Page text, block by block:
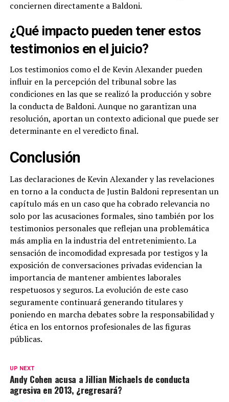
conciernen directamente a Baldoni.
¿Qué impacto pueden tener estos
testimonios en el juicio?
Los testimonios como el de Kevin Alexander pueden
influir en la percepción del tribunal sobre las
condiciones en las que se realizó la producción y sobre
la conducta de Baldoni. Aunque no garantizan una
resolución, aportan un contexto adicional que puede ser
determinante en el veredicto final.
Conclusión
Las declaraciones de Kevin Alexander y las revelaciones
en torno a la conducta de Justin Baldoni representan un
capítulo más en un caso que ha cobrado relevancia no
solo por las acusaciones formales, sino también por los
testimonios personales que reflejan una problemática
más amplia en la industria del entretenimiento. La
sensación de incomodidad expresada por testigos y la
exposición de conversaciones privadas evidencian la
importancia de mantener ambientes laborales
respetuosos y seguros. La evolución de este caso
seguramente continuará generando titulares y
poniendo en marcha debates sobre la responsabilidad y
ética en los entornos profesionales de las figuras
públicas.
UP NEXT
Andy Cohen acusa a Jillian Michaels de conducta
agresiva en 2013, ¿regresará?